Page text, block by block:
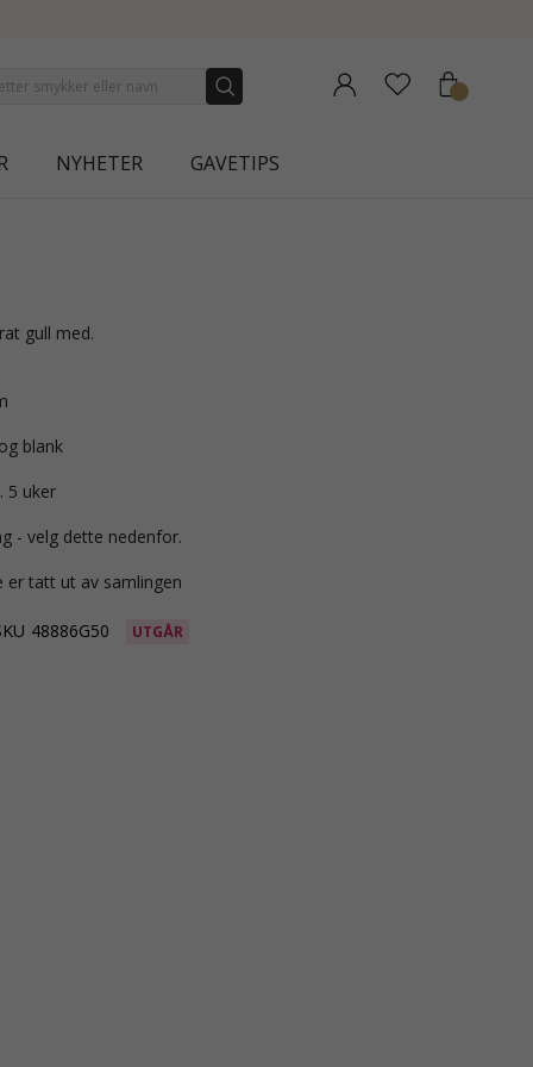
NYHETER GAVETIPS
gull med.
blank
5 uker
- velg dette nedenfor.
er tatt ut av samlingen
48886G50 UTGÅR